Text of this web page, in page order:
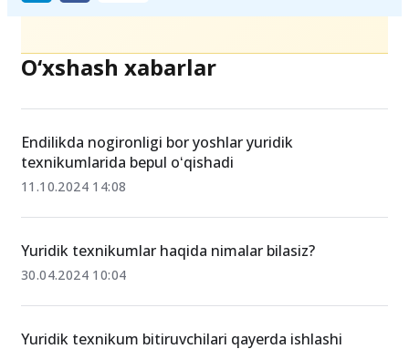
O‘xshash xabarlar
Endilikda nogironligi bor yoshlar yuridik
texnikumlarida bepul oʻqishadi
11.10.2024 14:08
Yuridik texnikumlar haqida nimalar bilasiz?
30.04.2024 10:04
Yuridik texnikum bitiruvchilari qayerda ishlashi